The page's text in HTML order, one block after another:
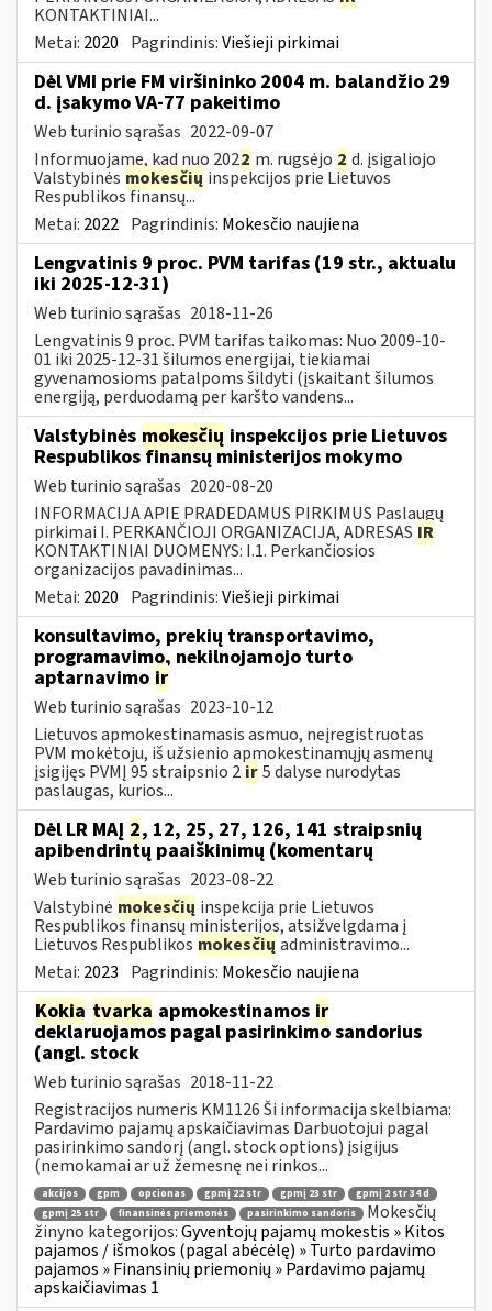
KONTAKTINIAI...
Metai: 2020 Pagrindinis:Viešieji pirkimai
Dėl VMI prie FM viršininko 2004 m. balandžio 29
d. įsakymo VA-77 pakeitimo
Web turinio sąrašas 2022-09-07
Informuojame, kad nuo 2022 m. rugsėjo 2 d. įsigaliojo
Valstybinės mokesčių inspekcijos prie Lietuvos
Respublikos finansų...
Metai: 2022 Pagrindinis: Mokesčio naujiena
Lengvatinis 9 proc. PVM tarifas (19 str., aktualu
iki 2025-12-31)
Web turinio sąrašas 2018-11-26
Lengvatinis 9 proc. PVM tarifas taikomas: Nuo 2009-10-
01 iki 2025-12-31 šilumos energijai, tiekiamai
gyvenamosioms patalpoms šildyti (įskaitant šilumos
energiją, perduodamą per karšto vandens...
Valstybinės mokesčių inspekcijos prie Lietuvos
Respublikos finansų ministerijos mokymo
Web turinio sąrašas 2020-08-20
INFORMACIJA APIE PRADEDAMUS PIRKIMUS Paslaugų
pirkimai I. PERKANČIOJI ORGANIZACIJA, ADRESAS IR
KONTAKTINIAI DUOMENYS: I.1. Perkančiosios
organizacijos pavadinimas...
Metai: 2020 Pagrindinis:Viešieji pirkimai
konsultavimo, prekių transportavimo,
programavimo, nekilnojamojo turto
aptarnavimo ir
Web turinio sąrašas 2023-10-12
Lietuvos apmokestinamasis asmuo, neįregistruotas
PVM mokėtoju, iš užsienio apmokestinamųjų asmenų
įsigijęs PVMĮ 95 straipsnio 2 ir5 dalyse nurodytas
paslaugas, kurios...
Dėl LR MAĮ 2, 12, 25, 27, 126, 141 straipsnių
apibendrintų paaiškinimų (komentarų
Web turinio sąrašas 2023-08-22
Valstybinė mokesčių inspekcija prie Lietuvos
Respublikos finansų ministerijos, atsižvelgdama į
Lietuvos Respublikos mokesčių administravimo...
Metai: 2023 Pagrindinis: Mokesčio naujiena
Kokia tvarka apmokestinamos ir
deklaruojamos pagal pasirinkimo sandorius
(angl. stock
Web turinio sąrašas 2018-11-22
Registracijos numeris KM1126 Ši informacija skelbiama:
Pardavimo pajamų apskaičiavimas Darbuotojui pagal
pasirinkimo sandorį (angl. stock options) įsigijus
(nemokamai ar už žemesnę nei rinkos...
akcijos gpm opcionas gpmį 22 str gpmį 23 str
gpmį 2 str 34 d
gpmį 25 str
finansinės priemonės pasirinkimo sandoris
Mokesčių
žinyno kategorijos:Gyventojų pajamų mokestis » Kitos
pajamos / išmokos (pagal abėcėlę) » Turto pardavimo
pajamos » Finansinių priemonių » Pardavimo pajamų
apskaičiavimas 1